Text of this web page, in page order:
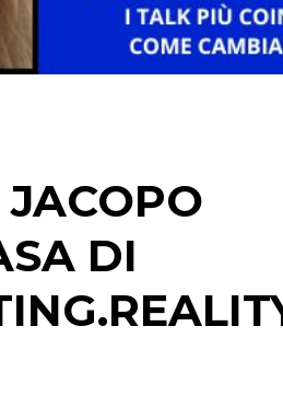
JACOPO
DI